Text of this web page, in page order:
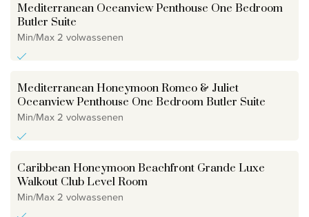
Mediterranean Oceanview Penthouse One Bedroom
Butler Suite
Min/Max 2 volwassenen
Mediterranean Honeymoon Romeo & Juliet
Oceanview Penthouse One Bedroom Butler Suite
Min/Max 2 volwassenen
Caribbean Honeymoon Beachfront Grande Luxe
Walkout Club Level Room
Min/Max 2 volwassenen